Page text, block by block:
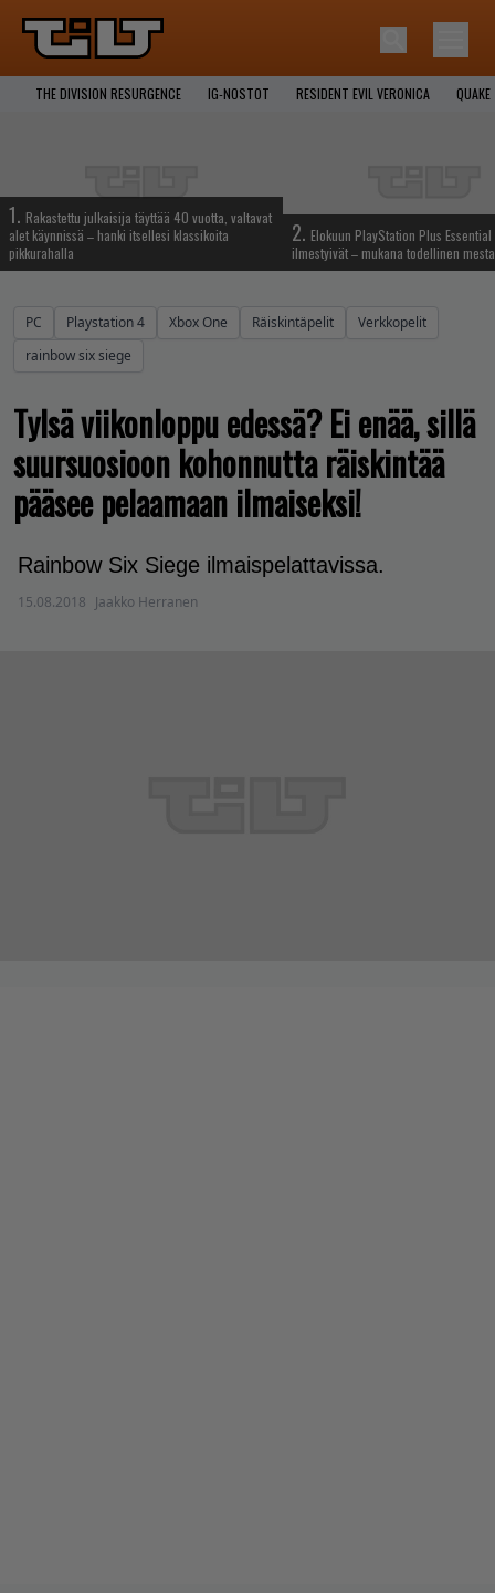
THE DIVISION RESURGENCE IG-NOSTOT RESIDENT EVIL VERONICA QUAKE
1. Rakastettu julkaisija täyttää 40 vuotta, valtavat
alet käynnissä – hanki itsellesi klassikoita
pikkurahalla
2. Elokuun PlayStation Plus
ilmestyivät – mukana todellinen
PC Playstation 4 Xbox One Räiskintäpelit
Verkkopelit
rainbow six siege
Tylsä viikonloppu edessä? Ei enää, sillä
suursuosioon kohonnutta räiskintää
pääsee pelaamaan ilmaiseksi!
Rainbow Six Siege ilmaispelattavissa.
15.08.2018 Jaakko Herranen